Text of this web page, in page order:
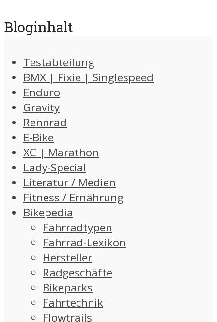
Bloginhalt
Testabteilung
BMX | Fixie | Singlespeed
Enduro
Gravity
Rennrad
E-Bike
XC | Marathon
Lady-Special
Literatur / Medien
Fitness / Ernährung
Bikepedia
Fahrradtypen
Fahrrad-Lexikon
Hersteller
Radgeschäfte
Bikeparks
Fahrtechnik
Flowtrails